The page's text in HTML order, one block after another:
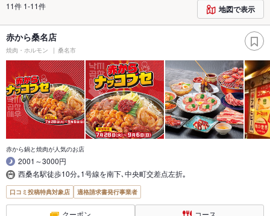
11件 1-11件 地図で表示
赤から桑名店
焼肉・ホルモン 桑名市
赤から鍋と焼肉が人気のお店
2001～3000円
西桑名駅徒歩10分｡1号線を南下､中央町交差点左折｡
口コミ投稿特典対象店 適格請求書発行事業者
クーポン コース